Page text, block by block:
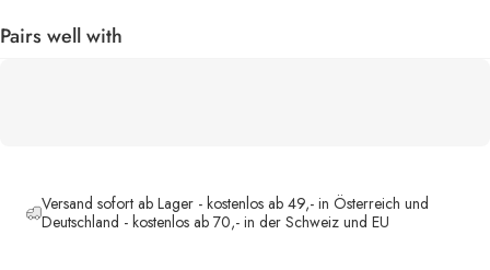
Pairs well with
Versand sofort ab Lager - kostenlos ab 49,- in Österreich und
Deutschland - kostenlos ab 70,- in der Schweiz und EU